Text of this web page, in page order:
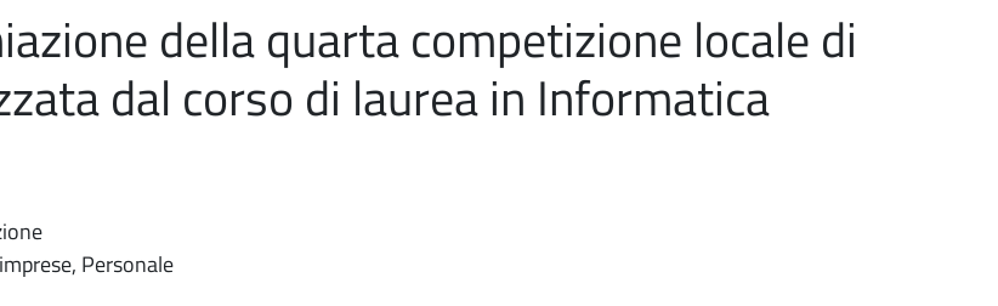
della quarta competizione locale di
dal corso di laurea in Informatica
Personale